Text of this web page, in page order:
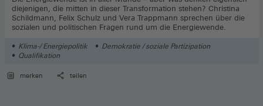
diejenigen, die mitten in dieser Transformation stehen? Christina
Schildmann, Felix Schulz und Vera Trappmann sprechen über die
sozialen und politischen Fragen rund um die Energiewende.
Klima-/ Energiepolitik
Demokratie / soziale Partizipation
Qualifikation
merken teilen